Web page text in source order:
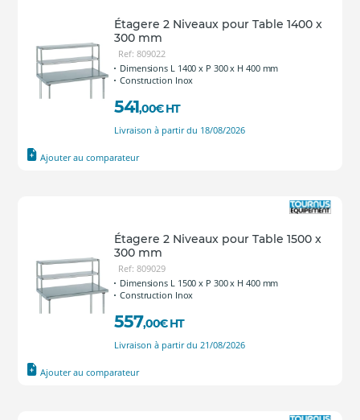
Étagere 2 Niveaux pour Table 1400 x
300 mm
Ref: 809022
Dimensions L 1400 x P 300 x H 400 mm
Construction Inox
541,00€ HT
Livraison à partir du 18/08/2026
Ajouter au comparateur
Étagere 2 Niveaux pour Table 1500 x
300 mm
Ref: 809029
Dimensions L 1500 x P 300 x H 400 mm
Construction Inox
557,00€ HT
Livraison à partir du 21/08/2026
Ajouter au comparateur